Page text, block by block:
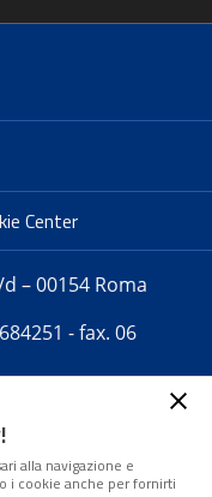
Center
– 00154 Roma
- fax. 06
iscritta
di Roma -
resp. Michela
alla navigazione e
i cookie anche per fornirti